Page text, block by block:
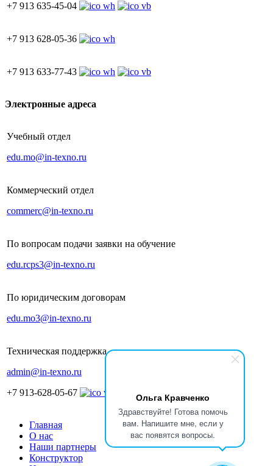
Ольга Кравченко
Здравствуйте! Готова помочь
вам. Напишите мне, если у
вас появятся вопросы.
+7 913 635-45-04
+7 913 628-05-36
+7 913 633-77-43
Электронные адреса
Учебный отдел
edu.mo@in-texno.ru
Коммерческий отдел
commerc@in-texno.ru
По вопросам подачи заявки на обучение
edu.rcps3@in-texno.ru
По юридическим договорам
edu.mo3@in-texno.ru
Техническая поддержка
admin@in-texno.ru
+7 913-628-05-67
Главная
О нас
Наши партнеры
Конструктор